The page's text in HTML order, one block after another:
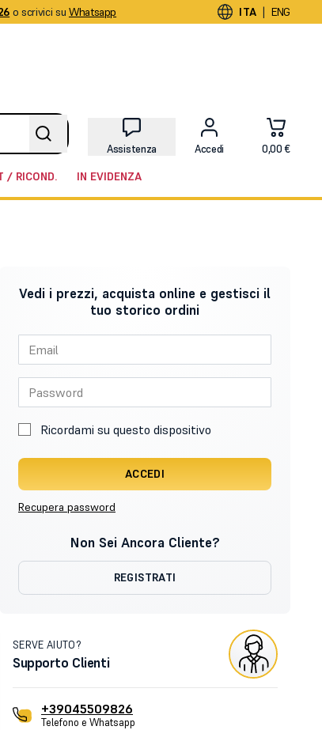
o scrivici su Whatsapp ITA | ENG
Assistenza Accedi 0,00 €
/ RICOND. IN EVIDENZA
Vedi i prezzi, acquista online e gestisci il
tuo storico ordini
Ricordami su questo dispositivo
ACCEDI
Recupera password
Non Sei Ancora Cliente?
REGISTRATI
SERVE AIUTO?
Supporto Clienti
+39045509826
Telefono e Whatsapp